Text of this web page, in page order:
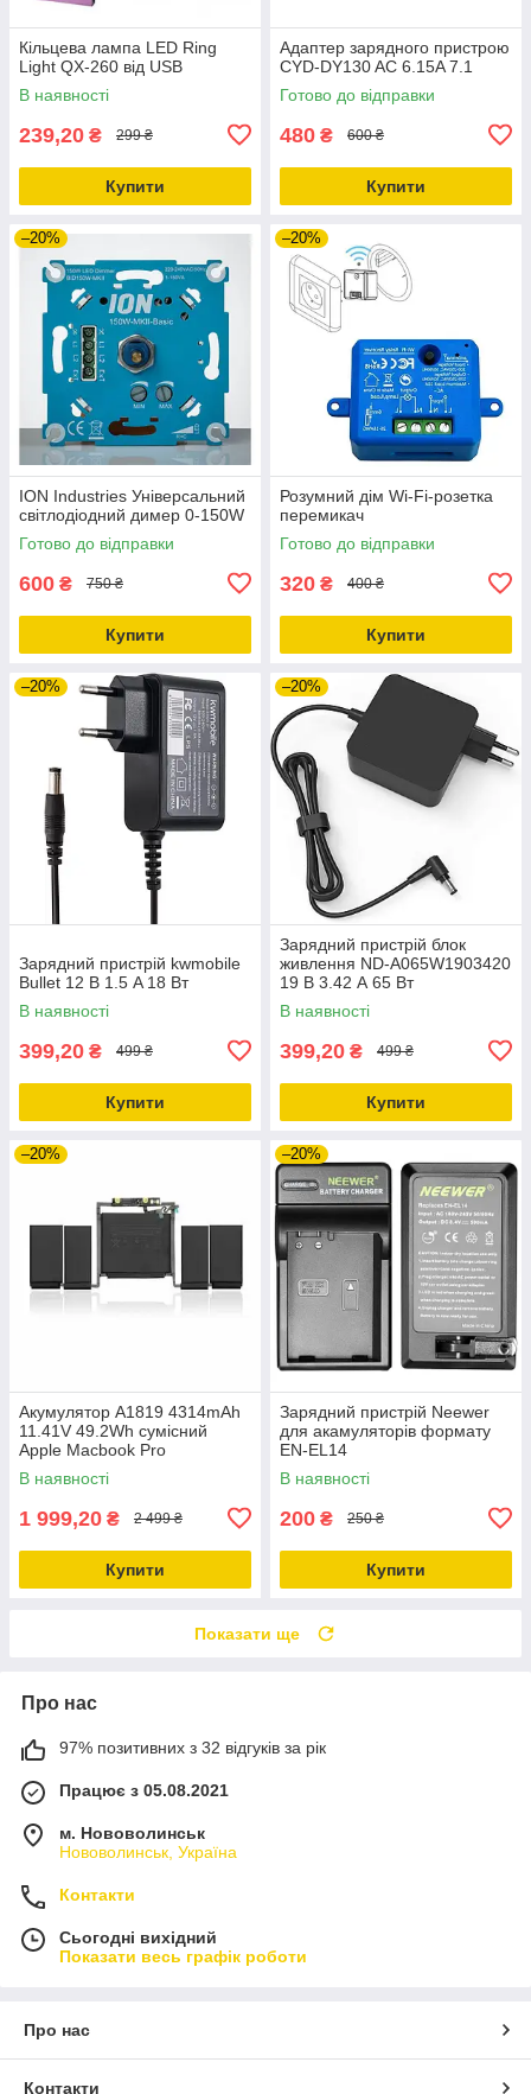
Кільцева лампа LED Ring
Light QX-260 від USB
В наявності
239,20 ₴ 299 ₴
Купити
Адаптер зарядного пристрою
CYD-DY130 AC 6.15A 7.1
Готово до відправки
480 ₴ 600 ₴
Купити
–20%
ION Industries Універсальний
світлодіодний димер 0-150W
Готово до відправки
600 ₴ 750 ₴
Купити
–20%
Розумний дім Wi-Fi-розетка
перемикач
Готово до відправки
320 ₴ 400 ₴
Купити
–20%
Зарядний пристрій kwmobile
Bullet 12 В 1.5 A 18 Вт
В наявності
399,20 ₴ 499 ₴
Купити
–20%
Зарядний пристрій блок
живлення ND-A065W1903420
19 В 3.42 А 65 Вт
В наявності
399,20 ₴ 499 ₴
Купити
–20%
Акумулятор A1819 4314mAh
11.41V 49.2Wh сумісний
Apple Macbook Pro
В наявності
1 999,20 ₴ 2 499 ₴
Купити
–20%
Зарядний пристрій Neewer
для акамуляторів формату
EN-EL14
В наявності
200 ₴ 250 ₴
Купити
Показати ще
Про нас
97% позитивних з 32 відгуків за рік
Працює з 05.08.2021
м. Нововолинськ
Нововолинськ, Україна
Контакти
Сьогодні вихідний
Показати весь графік роботи
Про нас
Контакти